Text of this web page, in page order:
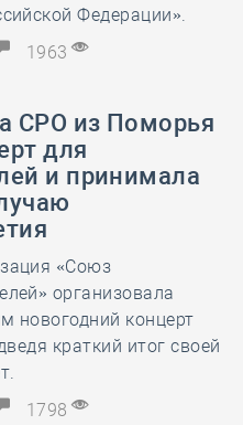
Федерации».
1963
СРО из Поморья
для
и принимала
«Союз
организовала
новогодний концерт
краткий итог своей
1798